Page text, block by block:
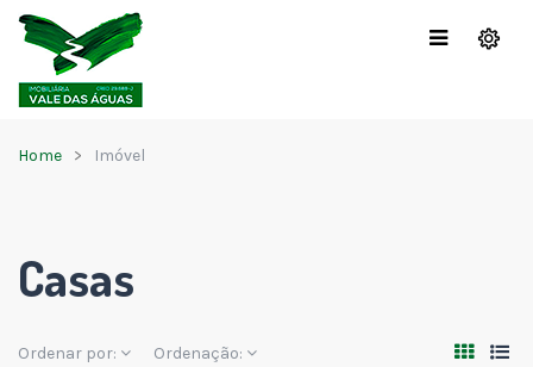
Home Imóvel
Casas
Ordenar por: Ordenação: